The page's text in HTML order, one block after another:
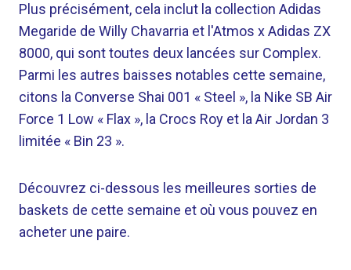
Plus précisément, cela inclut la collection Adidas
Megaride de Willy Chavarria et l'Atmos x Adidas ZX
8000, qui sont toutes deux lancées sur Complex.
Parmi les autres baisses notables cette semaine,
citons la Converse Shai 001 « Steel », la Nike SB Air
Force 1 Low « Flax », la Crocs Roy et la Air Jordan 3
limitée « Bin 23 ».
Découvrez ci-dessous les meilleures sorties de
baskets de cette semaine et où vous pouvez en
acheter une paire.